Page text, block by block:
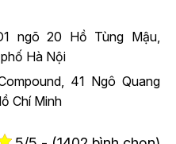
ngõ 20 Hồ Tùng Mậu,
Hà Nội
41 Ngô Quang
Chí Minh